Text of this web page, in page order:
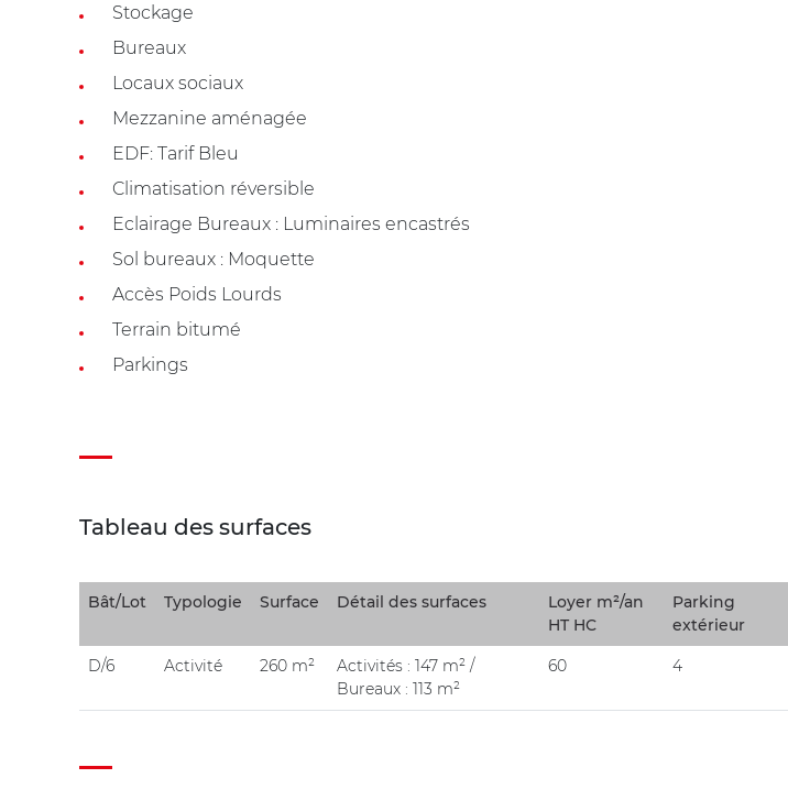
Stockage
Bureaux
Locaux sociaux
Mezzanine aménagée
EDF: Tarif Bleu
Climatisation réversible
Eclairage Bureaux : Luminaires encastrés
Sol bureaux : Moquette
Accès Poids Lourds
Terrain bitumé
Parkings
Tableau des surfaces
Bât/Lot Typologie Surface Détail des surfaces
Loyer m²/an
HT HC
Parking
extérieur
D/6 Activité 260 m²
Activités : 147 m² /
Bureaux : 113 m²
60 4